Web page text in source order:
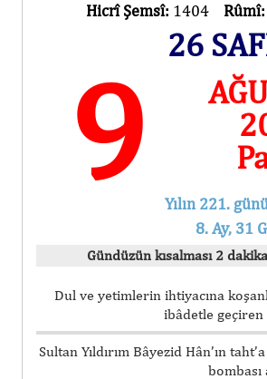
Hicrî Şemsî: 1404 Rûmî:
26
9
Yılın 221.
8. Ay, 31
Gündüzün kısalması 2
Dul ve yetimlerin ihtiyacına
ibâdetle
Sultan Yıldırım Bâyezid Hân’ın
bombası